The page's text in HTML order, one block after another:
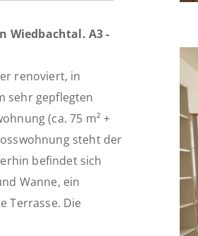
Wiedbachtal. A3 -
renoviert, in
sehr gepflegten
(ca. 75 m² +
steht der
befindet sich
Wanne, ein
Terrasse. Die